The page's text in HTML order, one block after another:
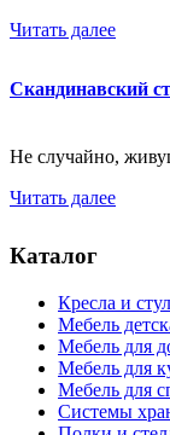
Читать далее
Скандинавский
Не случайно,
Читать далее
Каталог
Кресла и
Мебель
Мебель для
Мебель для
Мебель для
Системы